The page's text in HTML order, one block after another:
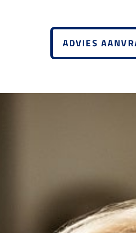
ADVIES